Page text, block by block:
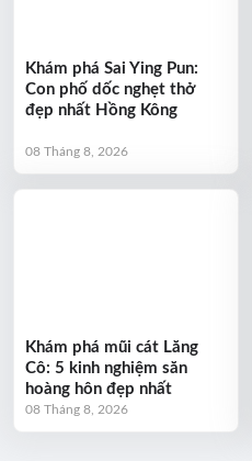
Khám phá Sai Ying Pun:
Con phố dốc nghẹt thở
đẹp nhất Hồng Kông
08 Tháng 8, 2026
Khám phá mũi cát Lăng
Cô: 5 kinh nghiệm săn
hoàng hôn đẹp nhất
08 Tháng 8, 2026